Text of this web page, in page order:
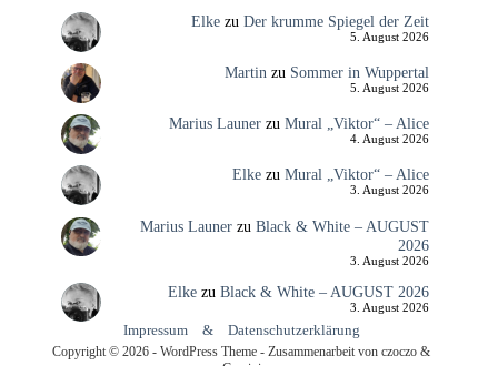
Elkezu Der krumme Spiegel der Zeit
5. August 2026
Martinzu Sommer in Wuppertal
5. August 2026
Marius Launerzu Mural „Viktor“ – Alice
4. August 2026
Elkezu Mural „Viktor“ – Alice
3. August 2026
Marius Launerzu Black & White – AUGUST
2026
3. August 2026
Elkezu Black & White – AUGUST 2026
3. August 2026
Impressum & Datenschutzerklärung
Copyright © 2026 - WordPress Theme - Zusammenarbeit von czoczo &